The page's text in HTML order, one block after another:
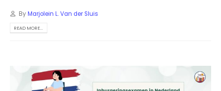
ByMarjolein L. Van der Sluis
READ MORE...